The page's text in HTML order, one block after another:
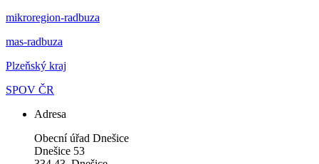
mikroregion-radbuza
mas-radbuza
Plzeňský kraj
SPOV ČR
Adresa
Obecní úřad Dnešice
Dnešice 53